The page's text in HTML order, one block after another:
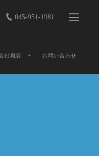
045-951-1981
社概要 お問い合わせ